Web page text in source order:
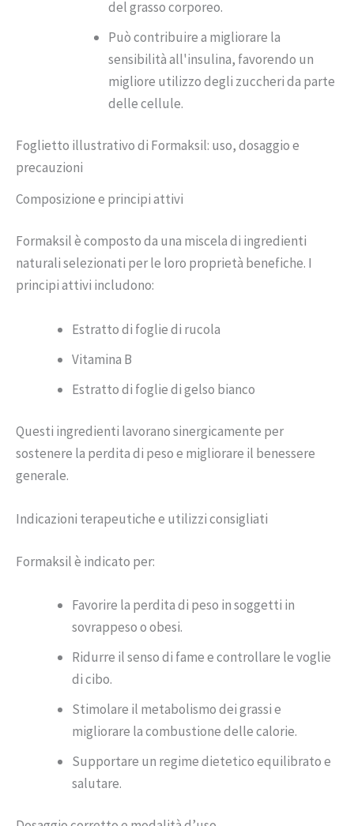
del grasso corporeo.
Può contribuire a migliorare la
sensibilità all'insulina, favorendo un
migliore utilizzo degli zuccheri da parte
delle cellule.
Foglietto illustrativo di Formaksil: uso, dosaggio e
precauzioni
Composizione e principi attivi
Formaksil è composto da una miscela di ingredienti
naturali selezionati per le loro proprietà benefiche. I
principi attivi includono:
Estratto di foglie di rucola
Vitamina B
Estratto di foglie di gelso bianco
Questi ingredienti lavorano sinergicamente per
sostenere la perdita di peso e migliorare il benessere
generale.
Indicazioni terapeutiche e utilizzi consigliati
Formaksil è indicato per:
Favorire la perdita di peso in soggetti in
sovrappeso o obesi.
Ridurre il senso di fame e controllare le voglie
di cibo.
Stimolare il metabolismo dei grassi e
migliorare la combustione delle calorie.
Supportare un regime dietetico equilibrato e
salutare.